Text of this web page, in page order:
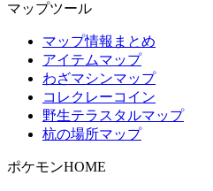
マップツール
マップ情報まとめ
アイテムマップ
わざマシンマップ
コレクレーコイン
野生テラスタルマップ
杭の場所マップ
ポケモンHOME